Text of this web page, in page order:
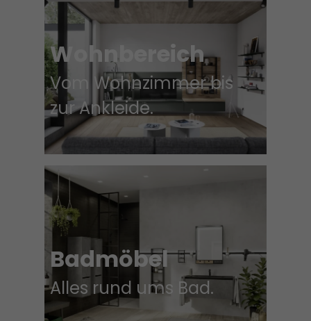
Wohnbereich
Vom Wohnzimmer bis
zur Ankleide.
Badmöbel
Alles rund ums Bad.